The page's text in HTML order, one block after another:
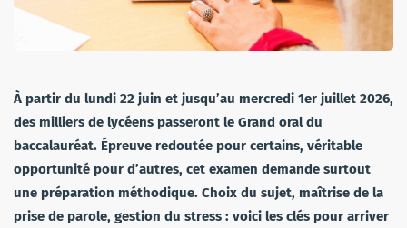
À partir du lundi 22 juin et jusqu’au mercredi 1er juillet 2026,
des milliers de lycéens passeront le Grand oral du
baccalauréat. Épreuve redoutée pour certains, véritable
opportunité pour d’autres, cet examen demande surtout
une préparation méthodique. Choix du sujet, maîtrise de la
prise de parole, gestion du stress : voici les clés pour arriver